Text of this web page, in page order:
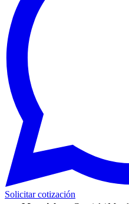
Solicitar cotización